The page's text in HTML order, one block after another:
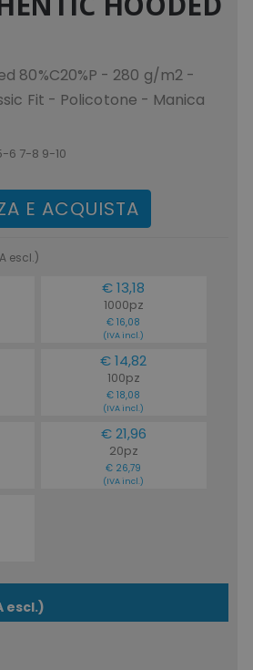
80%C20%P - 280 g/m2 -
Fit - Policotone - Manica
6 7-8 9-10
E ACQUISTA
escl.)
€ 13,18
1000pz
€ 16,08
(IVA incl.)
€ 14,82
100pz
€ 18,08
(IVA incl.)
€ 21,96
20pz
€ 26,79
(IVA incl.)
escl.)
storage